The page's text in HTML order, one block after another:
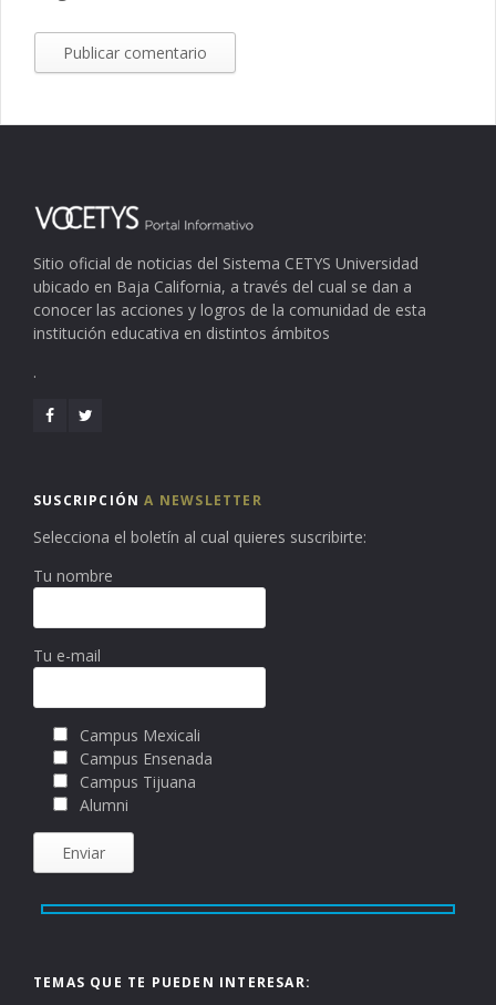
Sitio oficial de noticias del Sistema CETYS Universidad
ubicado en Baja California, a través del cual se dan a
conocer las acciones y logros de la comunidad de esta
institución educativa en distintos ámbitos
.
SUSCRIPCIÓNA NEWSLETTER
Selecciona el boletín al cual quieres suscribirte:
Tu nombre
Tu e-mail
Campus Mexicali
Campus Ensenada
Campus Tijuana
Alumni
TEMAS QUE TE PUEDEN INTERESAR: